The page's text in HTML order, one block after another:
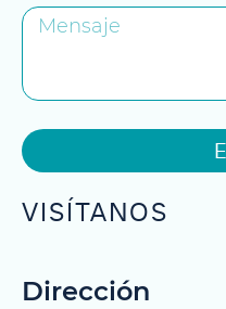
VISÍTANOS
Dirección